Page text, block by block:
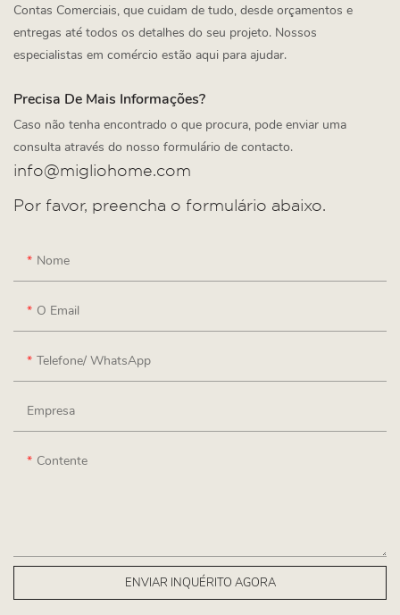
Contas Comerciais, que cuidam de tudo, desde orçamentos e
entregas até todos os detalhes do seu projeto. Nossos
especialistas em comércio estão aqui para ajudar.
Precisa De Mais Informações?
Caso não tenha encontrado o que procura, pode enviar uma
consulta através do nosso formulário de contacto.
info@migliohome.com
Por favor, preencha o formulário abaixo.
Nome
O Email
Telefone/ WhatsApp
Empresa
Contente
ENVIAR INQUÉRITO AGORA